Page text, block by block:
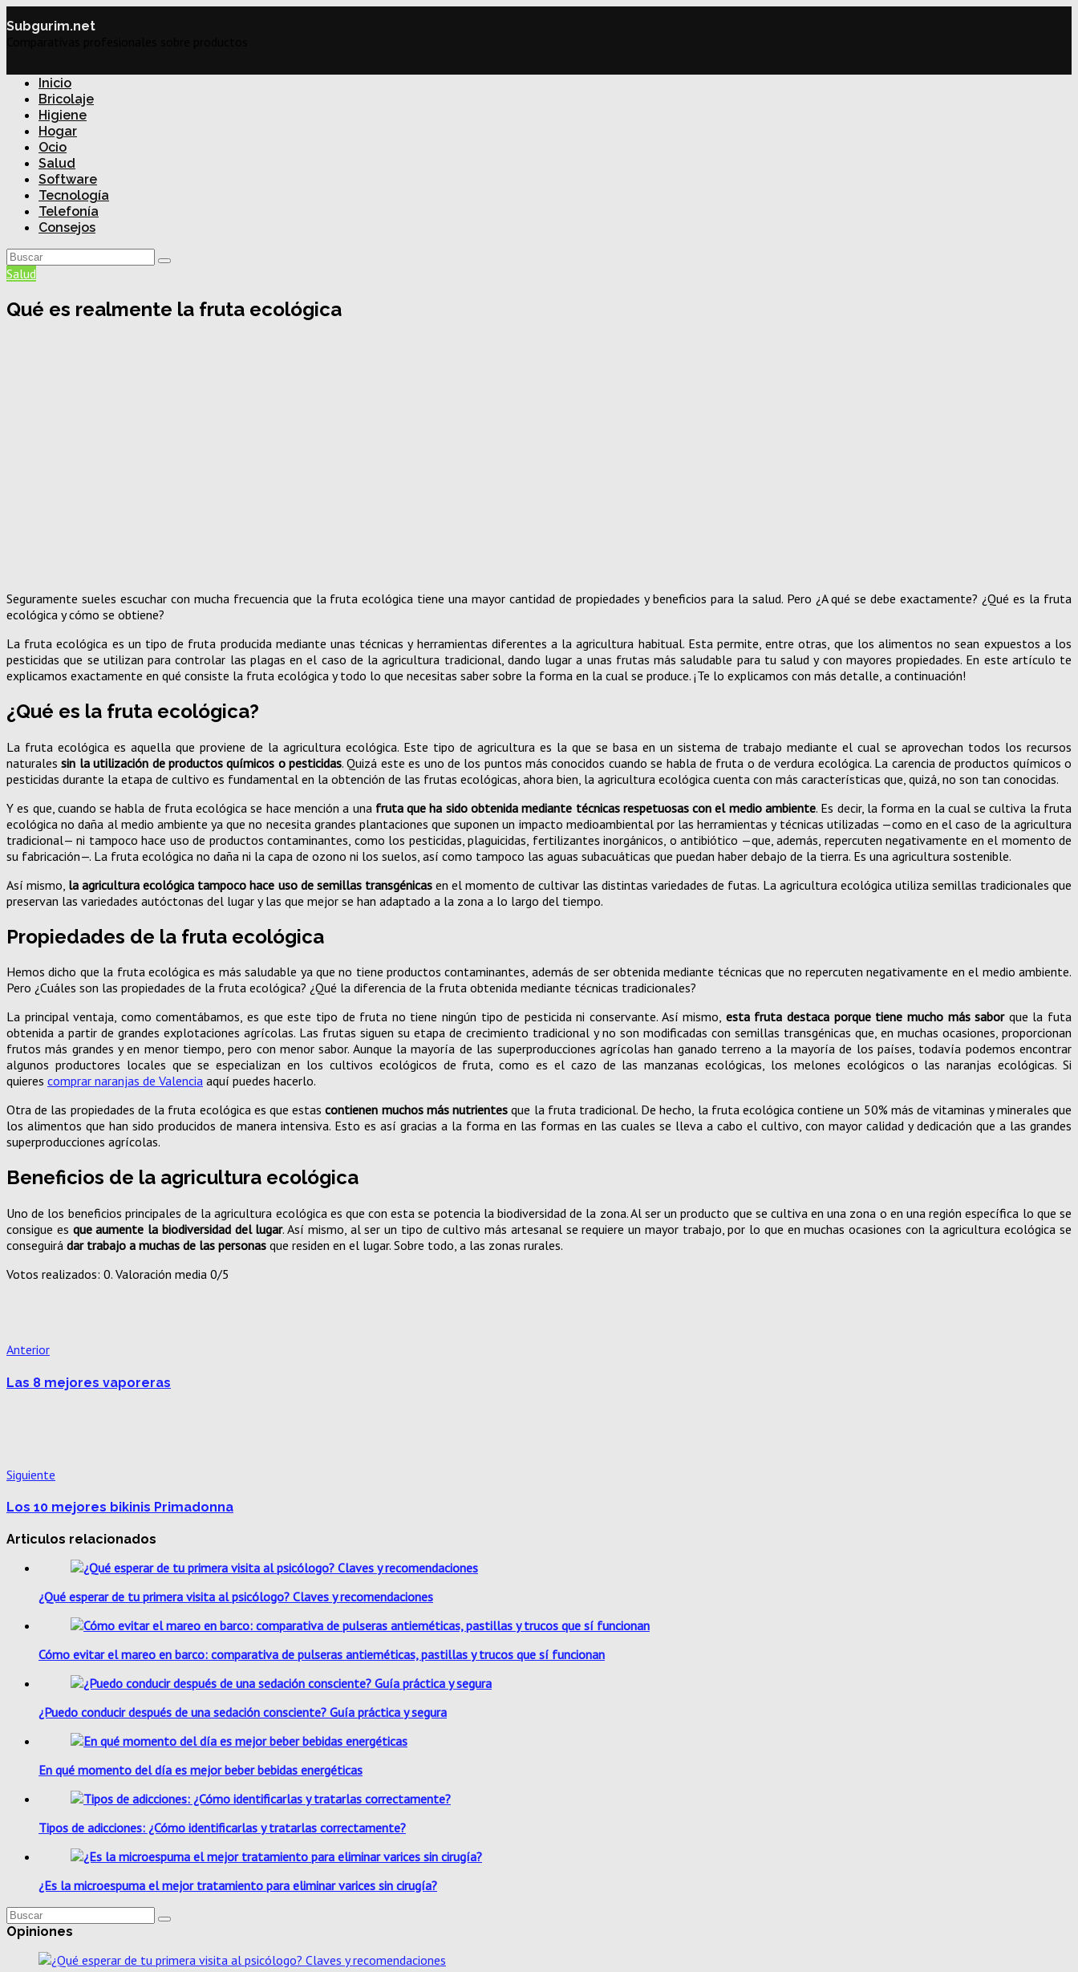
Subgurim.net
Inicio
Bricolaje
Higiene
Hogar
Ocio
Salud
Software
Tecnología
Telefonía
Consejos
Salud
Qué es realmente la fruta ecológica
Seguramente sueles escuchar con mucha frecuencia que la fruta ecológica tiene una mayor cantidad de propiedades y beneficios para la salud. Pero ¿A qué se debe exactamente? ¿Qué es la fruta
ecológica y cómo se obtiene?
La fruta ecológica es un tipo de fruta producida mediante unas técnicas y herramientas diferentes a la agricultura habitual. Esta permite, entre otras, que los alimentos no sean expuestos a los
pesticidas que se utilizan para controlar las plagas en el caso de la agricultura tradicional, dando lugar a unas frutas más saludable para tu salud y con mayores propiedades. En este artículo te
explicamos exactamente en qué consiste la fruta ecológica y todo lo que necesitas saber sobre la forma en la cual se produce. ¡Te lo explicamos con más detalle, a continuación!
¿Qué es la fruta ecológica?
La fruta ecológica es aquella que proviene de la agricultura ecológica. Este tipo de agricultura es la que se basa en un sistema de trabajo mediante el cual se aprovechan todos los recursos
naturalessin la utilización de productos químicos o pesticidas. Quizá este es uno de los puntos más conocidos cuando se habla de fruta o de verdura ecológica. La carencia de productos químicos o
pesticidas durante la etapa de cultivo es fundamental en la obtención de las frutas ecológicas, ahora bien, la agricultura ecológica cuenta con más características que, quizá, no son tan conocidas.
Y es que, cuando se habla de fruta ecológica se hace mención a una fruta que ha sido obtenida mediante técnicas respetuosas con el medio ambiente. Es decir, la forma en la cual se cultiva la fruta
ecológica no daña al medio ambiente ya que no necesita grandes plantaciones que suponen un impacto medioambiental por las herramientas y técnicas utilizadas —como en el caso de la agricultura
tradicional— ni tampoco hace uso de productos contaminantes, como los pesticidas, plaguicidas, fertilizantes inorgánicos, o antibiótico —que, además, repercuten negativamente en el momento de
su fabricación—. La fruta ecológica no daña ni la capa de ozono ni los suelos, así como tampoco las aguas subacuáticas que puedan haber debajo de la tierra. Es una agricultura sostenible.
Así mismo, la agricultura ecológica tampoco hace uso de semillas transgénicasen el momento de cultivar las distintas variedades de futas. La agricultura ecológica utiliza semillas tradicionales que
preservan las variedades autóctonas del lugar y las que mejor se han adaptado a la zona a lo largo del tiempo.
Propiedades de la fruta ecológica
Hemos dicho que la fruta ecológica es más saludable ya que no tiene productos contaminantes, además de ser obtenida mediante técnicas que no repercuten negativamente en el medio ambiente.
Pero ¿Cuáles son las propiedades de la fruta ecológica? ¿Qué la diferencia de la fruta obtenida mediante técnicas tradicionales?
La principal ventaja, como comentábamos, es que este tipo de fruta no tiene ningún tipo de pesticida ni conservante. Así mismo, esta fruta destaca porque tiene mucho más saborque la futa
obtenida a partir de grandes explotaciones agrícolas. Las frutas siguen su etapa de crecimiento tradicional y no son modificadas con semillas transgénicas que, en muchas ocasiones, proporcionan
frutos más grandes y en menor tiempo, pero con menor sabor. Aunque la mayoría de las superproducciones agrícolas han ganado terreno a la mayoría de los países, todavía podemos encontrar
algunos productores locales que se especializan en los cultivos ecológicos de fruta, como es el cazo de las manzanas ecológicas, los melones ecológicos o las naranjas ecológicas. Si
quieres comprar naranjas de Valencia aquí puedes hacerlo.
Otra de las propiedades de la fruta ecológica es que estascontienen muchos más nutrientes que la fruta tradicional. De hecho, la fruta ecológica contiene un 50% más de vitaminas y minerales que
los alimentos que han sido producidos de manera intensiva. Esto es así gracias a la forma en las formas en las cuales se lleva a cabo el cultivo, con mayor calidad y dedicación que a las grandes
superproducciones agrícolas.
Beneficios de la agricultura ecológica
Uno de los beneficios principales de la agricultura ecológica es que con esta se potencia la biodiversidad de la zona. Al ser un producto que se cultiva en una zona o en una región específica lo que se
consigue es que aumente la biodiversidad del lugar. Así mismo, al ser un tipo de cultivo más artesanal se requiere un mayor trabajo, por lo que en muchas ocasiones con la agricultura ecológica se
conseguirá dar trabajo a muchas de las personas que residen en el lugar. Sobre todo, a las zonas rurales.
Votos realizados: 0. Valoración media 0/5
Anterior
Las 8 mejores vaporeras
Siguiente
Los 10 mejores bikinis Primadonna
Articulos relacionados
¿Qué esperar de tu primera visita al psicólogo? Claves y recomendaciones
Cómo evitar el mareo en barco: comparativa de pulseras antieméticas, pastillas y trucos que sí funcionan
¿Puedo conducir después de una sedación consciente? Guía práctica y segura
En qué momento del día es mejor beber bebidas energéticas
Tipos de adicciones: ¿Cómo identificarlas y tratarlas correctamente?
¿Es la microespuma el mejor tratamiento para eliminar varices sin cirugía?
Opiniones